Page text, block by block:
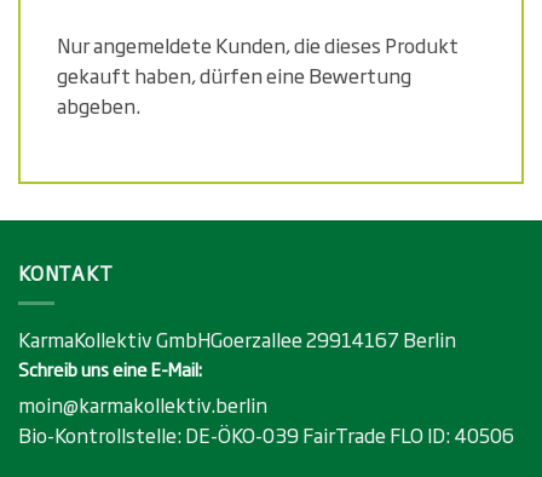
Nur angemeldete Kunden, die dieses Produkt
gekauft haben, dürfen eine Bewertung
abgeben.
KONTAKT
KarmaKollektiv GmbHGoerzallee 29914167 Berlin
Schreib uns eine E-Mail:
moin@karmakollektiv.berlin
Bio-Kontrollstelle:DE-ÖKO-039FairTrade FLO ID:40506